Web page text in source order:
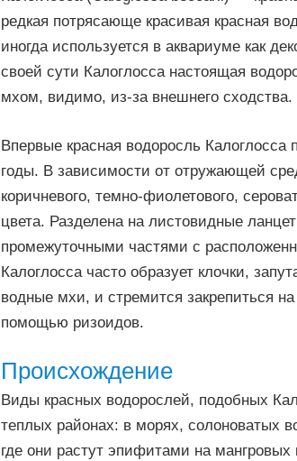
редкая потрясающе красивая красная
иногда используется в аквариуме как
своей сути Калоглосса настоящая
мхом, видимо, из-за внешнего сходства.
Впервые красная водоросль Калоглосса
годы. В зависимости от отружающей
коричневого, темно-фиолетового,
цвета. Разделена на листовидные
промежуточными частями с
Калоглосса часто образует клочки,
водные мхи, и стремится закрепиться
помощью ризоидов.
Происхождение
Виды красных водорослей, подобных
теплых районах: в морях, солоноватых
где они растут эпифитами на